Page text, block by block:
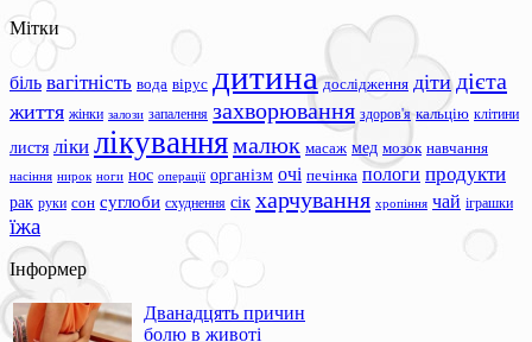
Мітки
біль вагітність вода вірус дитина дослідження діти дієта
життя жінки залози запалення захворювання здоров'я кальцію клітини
листя ліки лікуваннямалюк масаж мед мозок навчання
насіння нирок ноги нос операції організм очі печінка пологи продукти
рак руки сон суглоби схуднення сік харчування хропіння чай іграшки
їжа
Інформер
Дванадцять причин
болю в животі